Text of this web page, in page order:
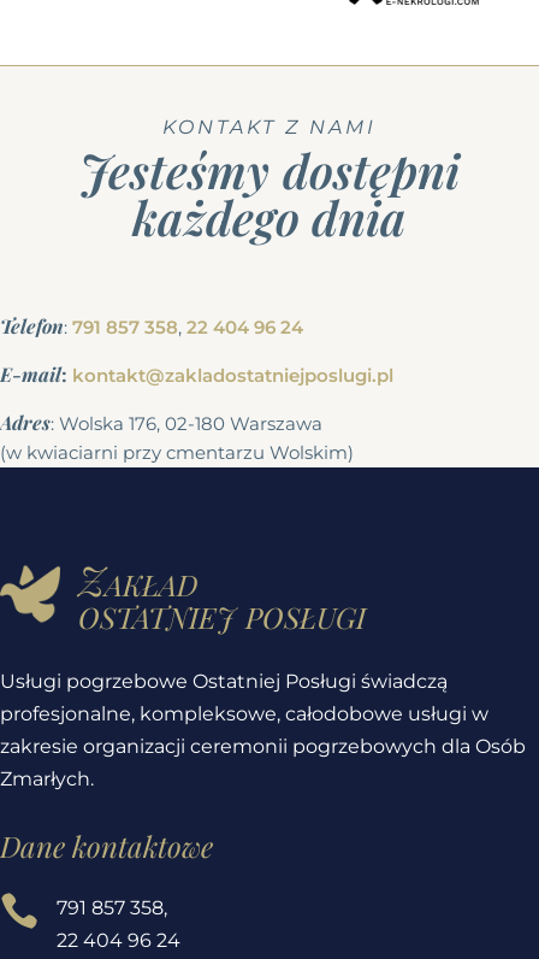
KONTAKT Z NAMI
Jesteśmy dostępni
każdego dnia
Telefon: 791 857 358, 22 404 96 24
E-mail: kontakt@zakladostatniejposlugi.pl
Adres: Wolska 176, 02-180 Warszawa
(w kwiaciarni przy cmentarzu Wolskim)
Zakład
ostatniej posługi
Usługi pogrzebowe Ostatniej Posługi świadczą
profesjonalne, kompleksowe, całodobowe usługi w
zakresie organizacji ceremonii pogrzebowych dla Osób
Zmarłych.
Dane kontaktowe

791 857 358,
22 404 96 24